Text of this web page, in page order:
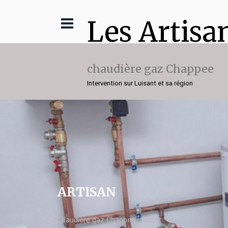
Les
chaudière gaz Chappee
Intervention sur Luisant et sa région
ARTISAN
chaudière gaz Chappee Luisant